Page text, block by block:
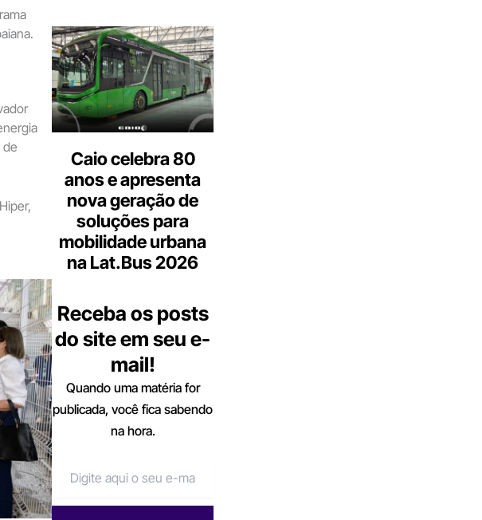
de
Caio celebra 80
anos e apresenta
nova geração de
soluções para
mobilidade urbana
na Lat.Bus 2026
Receba os posts
do site em seu e-
mail!
Quando uma matéria for
publicada, você fica sabendo
na hora.